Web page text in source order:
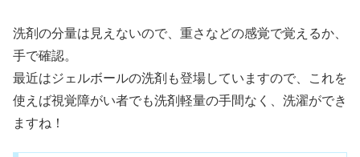
洗剤の分量は見えないので、重さなどの感覚で覚えるか、
手で確認。
最近はジェルボールの洗剤も登場していますので、これを
使えば視覚障がい者でも洗剤軽量の手間なく、洗濯ができ
ますね！